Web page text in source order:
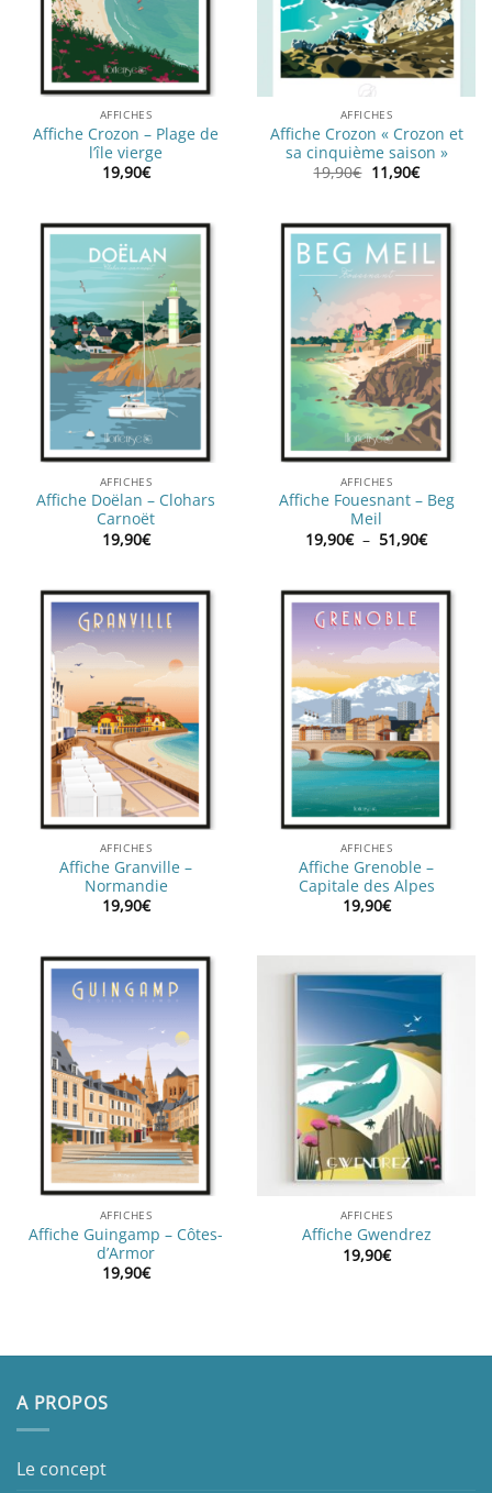
AFFICHES
Affiche Crozon – Plage de
l’île vierge
19,90€
AFFICHES
Affiche Crozon « Crozon et
sa cinquième saison »
19,90€ Le
prix
19,90€.
11,90€Le
11,90€.
AFFICHES
Affiche Doëlan – Clohars
Carnoët
19,90€
AFFICHES
Affiche Fouesnant – Beg
Meil
19,90€ – 51,90€Plage
de
à
51,90€
AFFICHES
Affiche Granville –
Normandie
19,90€
AFFICHES
Affiche Grenoble –
Capitale des Alpes
19,90€
AFFICHES
Affiche Guingamp – Côtes-
d’Armor
19,90€
AFFICHES
Affiche Gwendrez
19,90€
A PROPOS
Le concept